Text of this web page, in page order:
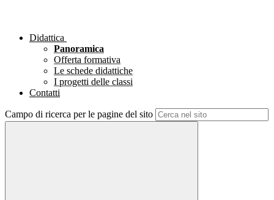
Didattica
Panoramica
Offerta formativa
Le schede didattiche
I progetti delle classi
Contatti
Campo di ricerca per le pagine del sito